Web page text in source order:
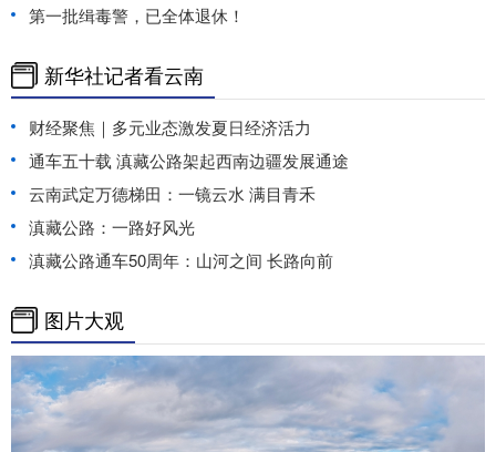
第一批缉毒警，已全体退休！
新华社记者看云南
财经聚焦｜多元业态激发夏日经济活力
通车五十载 滇藏公路架起西南边疆发展通途
云南武定万德梯田：一镜云水 满目青禾
滇藏公路：一路好风光
滇藏公路通车50周年：山河之间 长路向前
图片大观